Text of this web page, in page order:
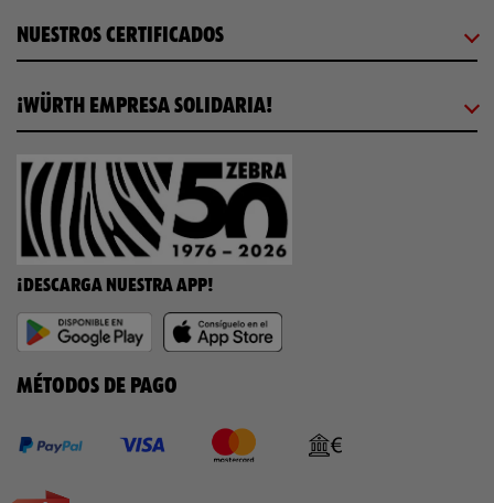
NUESTROS CERTIFICADOS
¡WÜRTH EMPRESA SOLIDARIA!
¡DESCARGA NUESTRA APP!
MÉTODOS DE PAGO